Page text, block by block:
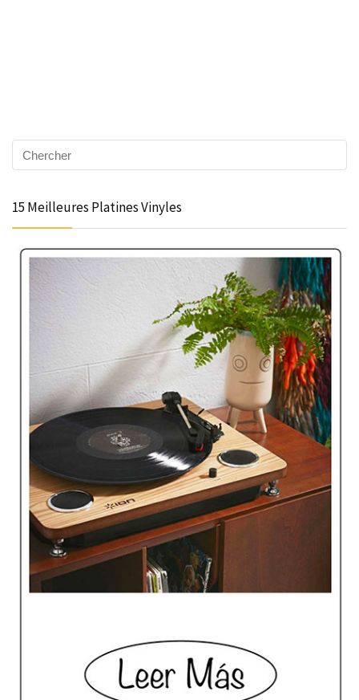
15 Meilleures Platines Vinyles